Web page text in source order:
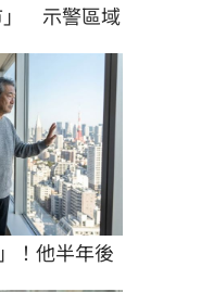
　示警區域
！他半年後